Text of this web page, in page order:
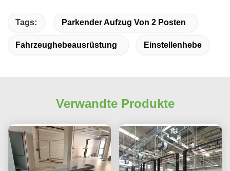
Tags: Parkender Aufzug Von 2 Posten
Fahrzeughebeausrüstung Einstellenhebe
Verwandte Produkte